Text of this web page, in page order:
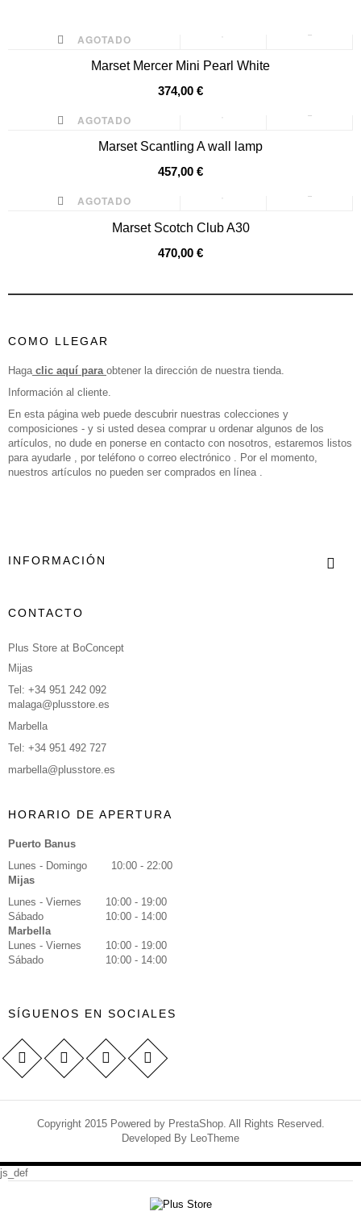
AGOTADO
Marset Mercer Mini Pearl White
374,00 €
AGOTADO
Marset Scantling A wall lamp
457,00 €
AGOTADO
Marset Scotch Club A30
470,00 €
COMO LLEGAR
Haga clic aquí para obtener la dirección de nuestra tienda.
Información al cliente.
En esta página web puede descubrir nuestras colecciones y
composiciones - y si usted desea comprar u ordenar algunos de los
artículos, no dude en ponerse en contacto con nosotros, estaremos listos
para ayudarle , por teléfono o correo electrónico . Por el momento,
nuestros artículos no pueden ser comprados en línea .
INFORMACIÓN
CONTACTO
Plus Store at BoConcept
Mijas
Tel: +34 951 242 092
malaga@plusstore.es
Marbella
Tel: +34 951 492 727
marbella@plusstore.es
HORARIO DE APERTURA
Puerto Banus
Lunes - Domingo
10:00 - 22:00
Mijas
Lunes - Viernes
10:00 - 19:00
Sábado
10:00 - 14:00
Marbella
Lunes - Viernes
10:00 - 19:00
Sábado
10:00 - 14:00
SÍGUENOS EN SOCIALES
Copyright 2015 Powered by PrestaShop. All Rights Reserved.
Developed By LeoTheme
js_def